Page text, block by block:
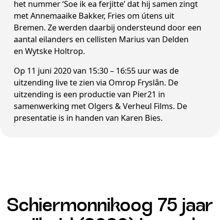
het nummer ‘Soe ik ea ferjitte’ dat hij samen zingt
met Annemaaike Bakker, Fries om útens uit
Bremen. Zewerden daarbij ondersteund door een
aantal eilanders en cellisten Marius van Delden
en Wytske Holtrop.
Op 11 juni 2020 van 15:30 – 16:55 uur was de
uitzending live te zien via Omrop Fryslân. De
uitzending is een productie van Pier21 in
samenwerking met Olgers & Verheul Films. De
presentatie is in handen van Karen Bies.
Schiermonnikoog 75 jaar